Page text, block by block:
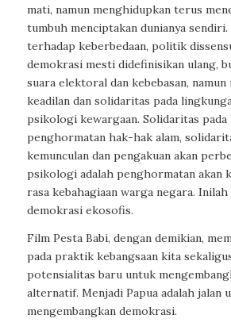
mati, namun menghidupkan terus
tumbuh menciptakan dunianya
terhadap keberbedaan, politik
demokrasi mesti didefinisikan ulang,
suara elektoral dan kebebasan,
keadilan dan solidaritas pada
psikologi kewargaan. Solidaritas pada
penghormatan hak-hak alam,
kemunculan dan pengakuan akan
psikologi adalah penghormatan akan
rasa kebahagiaan warga negara.
demokrasi ekosofis.
Film Pesta Babi, dengan demikian,
pada praktik kebangsaan kita
potensialitas baru untuk
alternatif. Menjadi Papua adalah jalan
mengembangkan demokrasi.